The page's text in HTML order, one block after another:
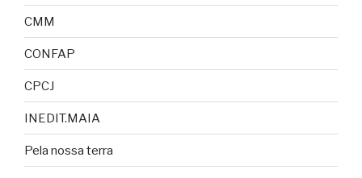
CMM
CONFAP
CPCJ
INEDIT.MAIA
Pela nossa terra